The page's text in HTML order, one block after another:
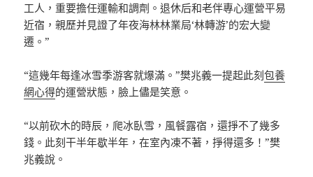
工人，重要擔任運輸和調劑。退休后和老伴專心運營平易
近宿，親歷并見證了年夜海林林業局‘林轉游’的宏大變
遷。”
“這幾年每逢冰雪季游客就爆滿。”樊兆義一提起此刻包養
網心得的運營狀態，臉上儘是笑意。
“以前砍木的時辰，爬冰臥雪，風餐露宿，還掙不了幾多
錢。此刻干半年歇半年，在室內凍不著，掙得還多！”樊
兆義說。